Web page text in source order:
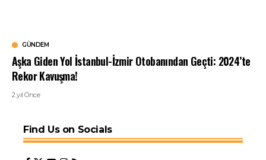
GÜNDEM
Aşka Giden Yol İstanbul-İzmir Otobanından Geçti: 2024’te
Rekor Kavuşma!
2 yıl Önce
Find Us on Socials